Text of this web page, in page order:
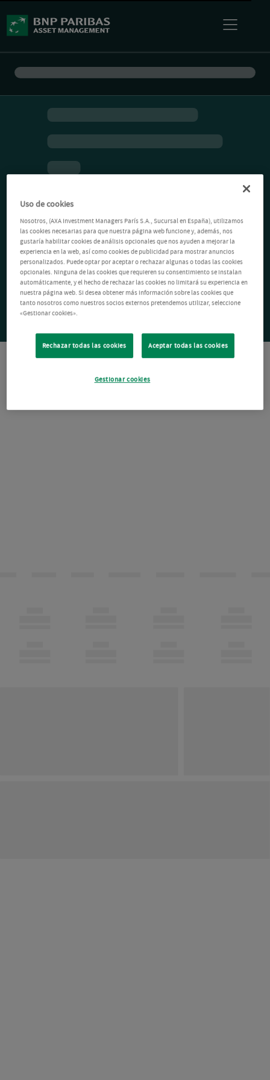
Uso de cookies
Nosotros, (AXA Investment Managers París S.A., Sucursal en España), utilizamos
las cookies necesarias para que nuestra página web funcione y, además, nos
gustaría habilitar cookies de análisis opcionales que nos ayuden a mejorar la
experiencia en la web, así como cookies de publicidad para mostrar anuncios
personalizados. Puede optar por aceptar o rechazar algunas o todas las cookies
opcionales. Ninguna de las cookies que requieren su consentimiento se instalan
automáticamente, y el hecho de rechazar las cookies no limitará su experiencia en
nuestra página web. Si desea obtener más información sobre las cookies que
tanto nosotros como nuestros socios externos pretendemos utilizar, seleccione
«Gestionar cookies».
Rechazar todas las cookies Aceptar todas las cookies
Gestionar cookies